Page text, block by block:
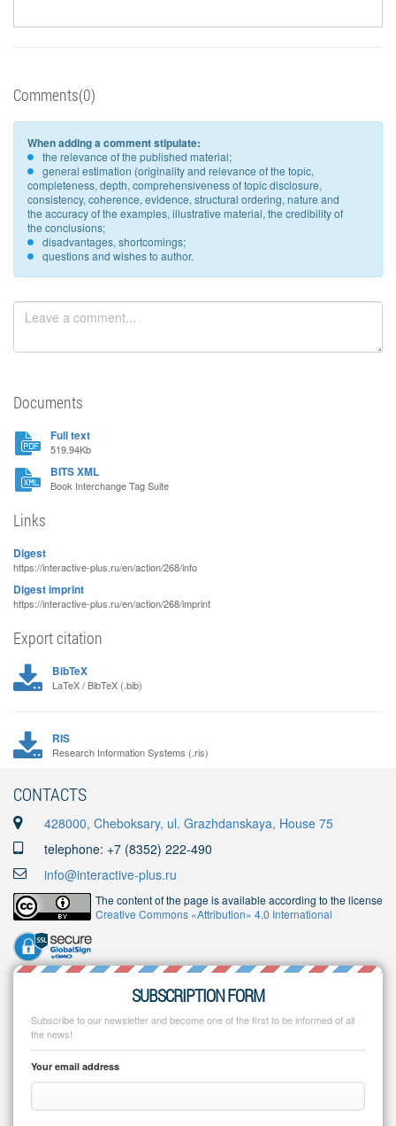
Comments(0)
When adding a comment stipulate:
the relevance of the published material;
general estimation (originality and relevance of the topic,
completeness, depth, comprehensiveness of topic disclosure,
consistency, coherence, evidence, structural ordering, nature and
the accuracy of the examples, illustrative material, the credibility of
the conclusions;
disadvantages, shortcomings;
questions and wishes to author.
Documents
Full text
519.94Kb
BITS XML
Book Interchange Tag Suite
Links
Digest
https://interactive-plus.ru/en/action/268/info
Digest imprint
https://interactive-plus.ru/en/action/268/imprint
Export citation
BibTeX
LaTeX / BibTeX (.bib)
RIS
Research Information Systems (.ris)
CONTACTS
428000, Cheboksary, ul. Grazhdanskaya, House 75
telephone: +7 (8352) 222-490
info@interactive-plus.ru
The content of the page is available according to the license
Creative Commons «Attribution» 4.0 International
SUBSCRIPTION FORM
Subscribe to our newsletter and become one of the first to be informed of all
the news!
Your email address